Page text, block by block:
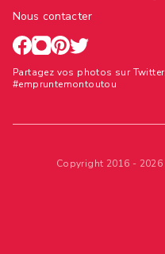
Nous contacter
Partagez vos photos sur
#empruntemontoutou
Copyright 2016 -